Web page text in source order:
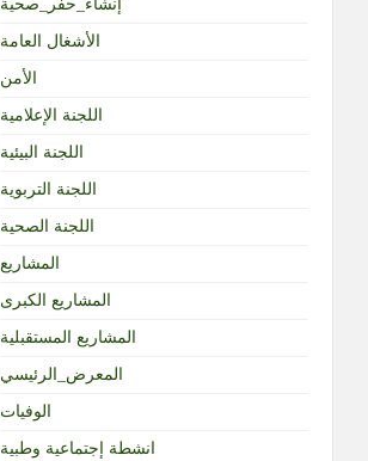
إنشاء_حفر_صحية
الأشغال العامة
الأمن
اللجنة الإعلامية
اللجنة البيئية
اللجنة التربوية
اللجنة الصحية
المشاريع
المشاريع الكبرى
المشاريع المستقبلية
المعرض_الرئيسي
الوفيات
انشطة إجتماعية وطبية